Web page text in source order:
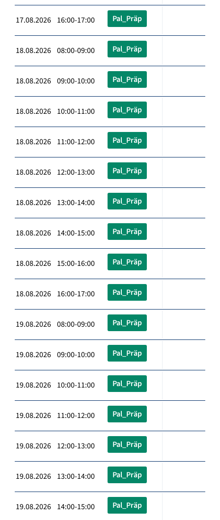
17.08.2026 16:00-17:00 Pal_Präp
18.08.2026 08:00-09:00 Pal_Präp
18.08.2026 09:00-10:00 Pal_Präp
18.08.2026 10:00-11:00 Pal_Präp
18.08.2026 11:00-12:00 Pal_Präp
18.08.2026 12:00-13:00 Pal_Präp
18.08.2026 13:00-14:00 Pal_Präp
18.08.2026 14:00-15:00 Pal_Präp
18.08.2026 15:00-16:00 Pal_Präp
18.08.2026 16:00-17:00 Pal_Präp
19.08.2026 08:00-09:00 Pal_Präp
19.08.2026 09:00-10:00 Pal_Präp
19.08.2026 10:00-11:00 Pal_Präp
19.08.2026 11:00-12:00 Pal_Präp
19.08.2026 12:00-13:00 Pal_Präp
19.08.2026 13:00-14:00 Pal_Präp
19.08.2026 14:00-15:00 Pal_Präp